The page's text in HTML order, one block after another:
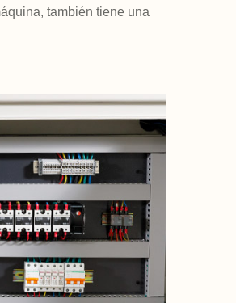
también tiene una